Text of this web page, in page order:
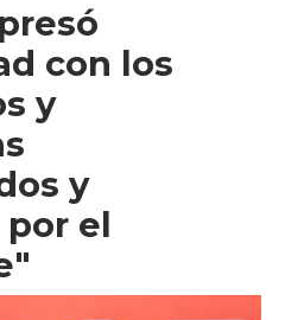
con los
y
y
el